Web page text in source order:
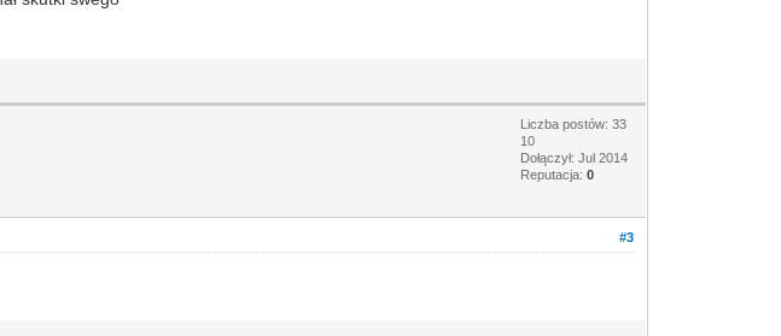
Liczba postów: 33
10
Dołączył: Jul 2014
Reputacja:0
#3